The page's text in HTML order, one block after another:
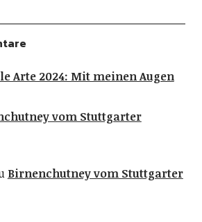
Arte 2024: Mit meinen Augen
vom Stuttgarter
Birnenchutney vom Stuttgarter